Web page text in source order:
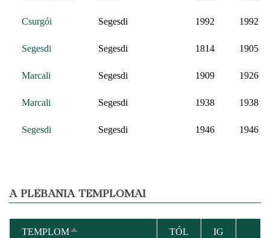
Csurgói Segesdi 1992 1992
Segesdi Segesdi 1814 1905
Marcali Segesdi 1909 1926
Marcali Segesdi 1938 1938
Segesdi Segesdi 1946 1946
A PLÉBÁNIA TEMPLOMAI
TEMPLOMCSÖKKENŐ
TÓL IG